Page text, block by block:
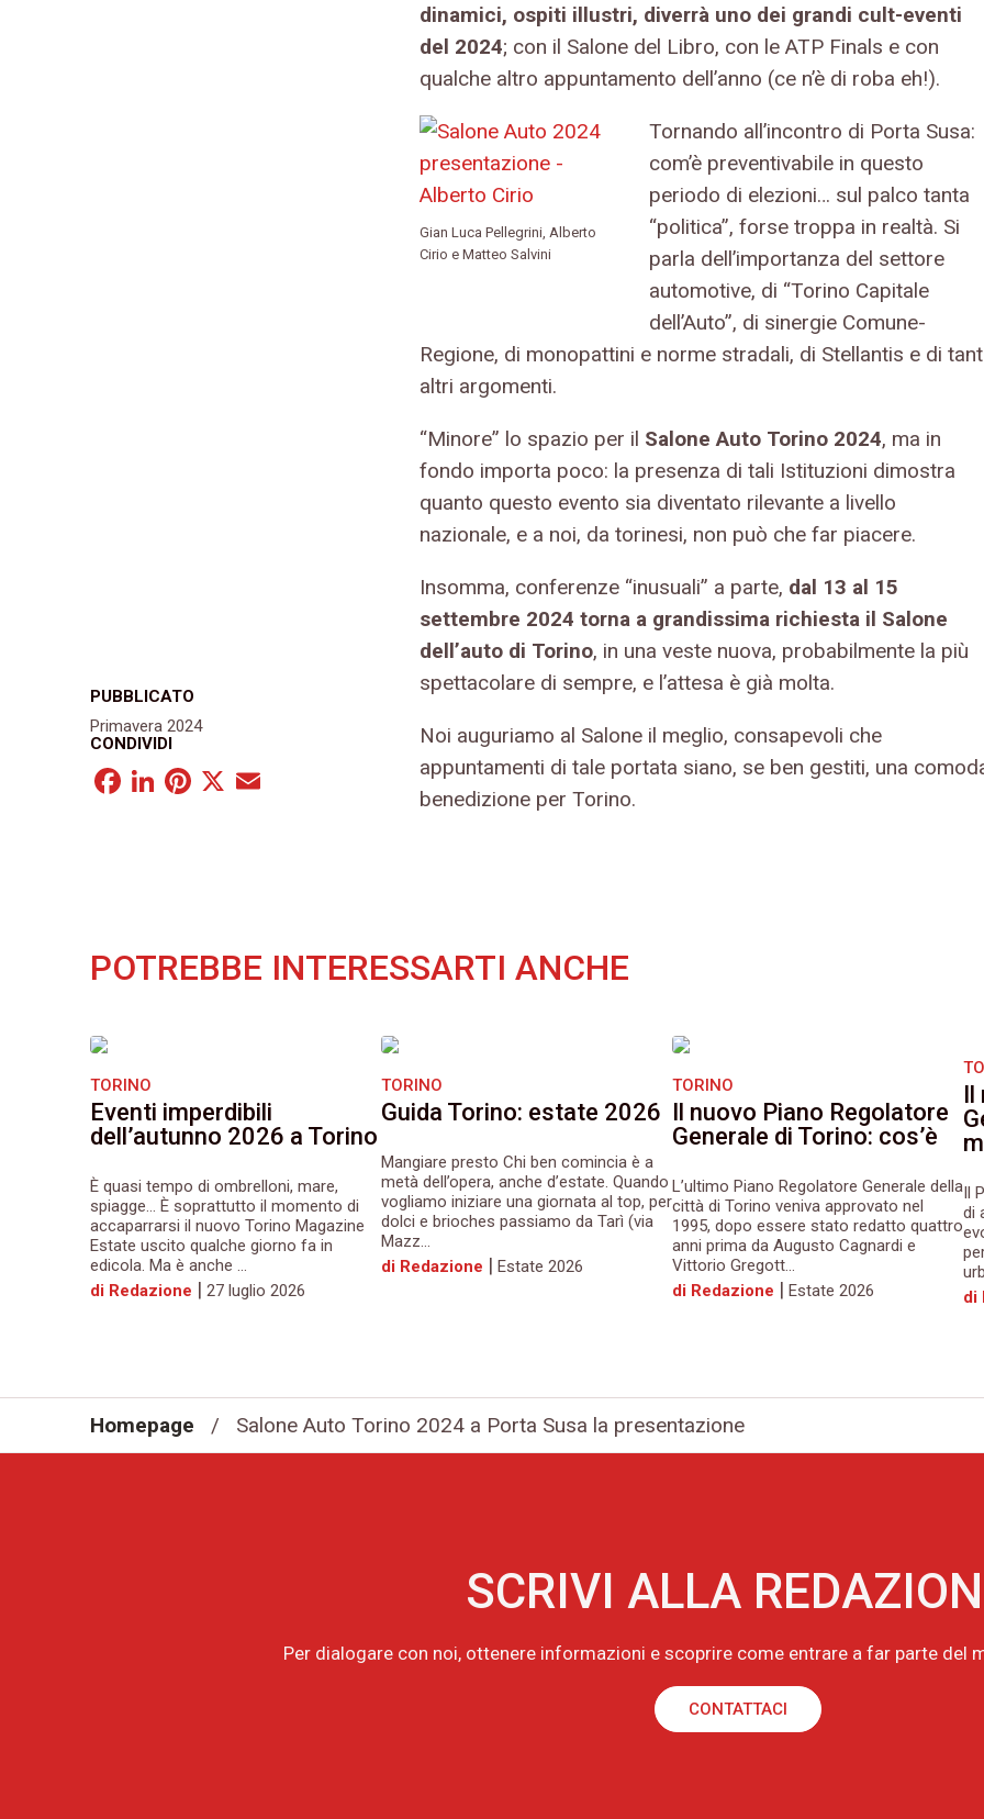
PUBBLICATO
Primavera 2024
CONDIVIDI
Facebook
LinkedIn
Pinterest
X
dinamici, ospiti illustri, diverrà uno dei grandi cult-eventi
del 2024; con il Salone del Libro, con le ATP Finals e con
qualche altro appuntamento dell’anno (ce n’è di roba eh!).
Gian Luca Pellegrini, Alberto
Cirio e Matteo Salvini
Tornando all’incontro di Porta Susa:
com’è preventivabile in questo
periodo di elezioni… sul palco tanta
“politica”, forse troppa in realtà. Si
parla dell’importanza del settore
automotive, di “Torino Capitale
dell’Auto”, di sinergie Comune-
Regione, di monopattini e norme stradali, di Stellantis e di
altri argomenti.
“Minore” lo spazio per il Salone Auto Torino 2024, ma in
fondo importa poco: la presenza di tali Istituzioni dimostra
quanto questo evento sia diventato rilevante a livello
nazionale, e a noi, da torinesi, non può che far piacere.
Insomma, conferenze “inusuali” a parte, dal 13 al 15
settembre 2024 torna a grandissima richiesta il Salone
dell’auto di Torino, in una veste nuova, probabilmente la più
spettacolare di sempre, e l’attesa è già molta.
Noi auguriamo al Salone il meglio, consapevoli che
appuntamenti di tale portata siano, se ben gestiti, una
benedizione per Torino.
POTREBBE INTERESSARTI ANCHE
TORINO
Eventi imperdibili
dell’autunno 2026 a Torino
È quasi tempo di ombrelloni, mare,
spiagge… È soprattutto il momento di
accaparrarsi il nuovo Torino Magazine
Estate uscito qualche giorno fa in
edicola. Ma è anche ...
di Redazione | 27 luglio 2026
TORINO
Guida Torino: estate 2026
Mangiare presto Chi ben comincia è a
metà dell’opera, anche d’estate. Quando
vogliamo iniziare una giornata al top, per
dolci e brioches passiamo da Tarì (via
Mazz...
di Redazione | Estate 2026
TORINO
Il nuovo Piano Regolatore
Generale di Torino: cos’è
L’ultimo Piano Regolatore Generale della
città di Torino veniva approvato nel
1995, dopo essere stato redatto quattro
anni prima da Augusto Cagnardi e
Vittorio Gregott...
di Redazione | Estate 2026
Il
Il
di
di
Homepage / Salone Auto Torino 2024 a Porta Susa la presentazione
SCRIVI ALLA
Per dialogare con noi, ottenere informazioni e scoprire come entrare a far parte del
CONTATTACI